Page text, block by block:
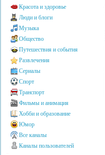
Красота и здоровье
Люди и блоги
Музыка
Общество
Путешествия и события
Развлечения
Сериалы
Спорт
Транспорт
Фильмы и анимация
Хобби и образование
Юмор
Все каналы
Каналы пользователей